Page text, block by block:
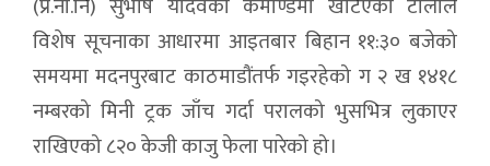
(प्र.ना.नि) सुभाष यादवको कमाण्डमा खटिएको टोलीले
विशेष सूचनाका आधारमा आइतबार बिहान ११:३० बजेको
समयमा मदनपुरबाट काठमाडौंतर्फ गइरहेको ग २ ख १४१८
नम्बरको मिनी ट्रक जाँच गर्दा परालको भुसभित्र लुकाएर
राखिएको ८२० केजी काजु फेला पारेको हो।